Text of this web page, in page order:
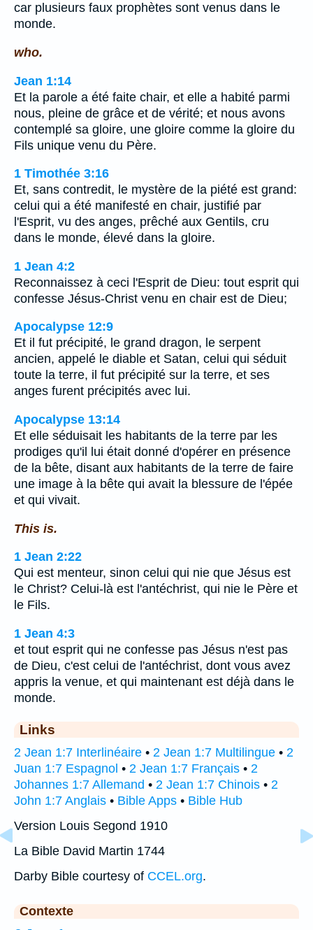
car plusieurs faux prophètes sont venus dans le
monde.
who.
Jean 1:14
Et la parole a été faite chair, et elle a habité parmi
nous, pleine de grâce et de vérité; et nous avons
contemplé sa gloire, une gloire comme la gloire du
Fils unique venu du Père.
1 Timothée 3:16
Et, sans contredit, le mystère de la piété est grand:
celui qui a été manifesté en chair, justifié par
l'Esprit, vu des anges, prêché aux Gentils, cru
dans le monde, élevé dans la gloire.
1 Jean 4:2
Reconnaissez à ceci l'Esprit de Dieu: tout esprit qui
confesse Jésus-Christ venu en chair est de Dieu;
Apocalypse 12:9
Et il fut précipité, le grand dragon, le serpent
ancien, appelé le diable et Satan, celui qui séduit
toute la terre, il fut précipité sur la terre, et ses
anges furent précipités avec lui.
Apocalypse 13:14
Et elle séduisait les habitants de la terre par les
prodiges qu'il lui était donné d'opérer en présence
de la bête, disant aux habitants de la terre de faire
une image à la bête qui avait la blessure de l'épée
et qui vivait.
This is.
1 Jean 2:22
Qui est menteur, sinon celui qui nie que Jésus est
le Christ? Celui-là est l'antéchrist, qui nie le Père et
le Fils.
1 Jean 4:3
et tout esprit qui ne confesse pas Jésus n'est pas
de Dieu, c'est celui de l'antéchrist, dont vous avez
appris la venue, et qui maintenant est déjà dans le
monde.
Links
2 Jean 1:7 Interlinéaire • 2 Jean 1:7 Multilingue • 2
Juan 1:7 Espagnol • 2 Jean 1:7 Français • 2
Johannes 1:7 Allemand • 2 Jean 1:7 Chinois • 2
John 1:7 Anglais • Bible Apps • Bible Hub
Version Louis Segond 1910
La Bible David Martin 1744
Darby Bible courtesy of CCEL.org.
Contexte